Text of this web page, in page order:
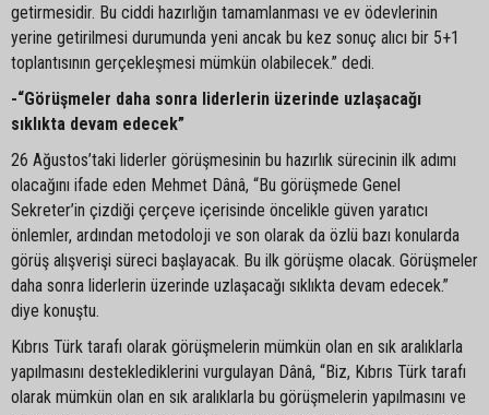
getirmesidir. Bu ciddi hazırlığın tamamlanması ve ev ödevlerinin
yerine getirilmesi durumunda yeni ancak bu kez sonuç alıcı bir 5+1
toplantısının gerçekleşmesi mümkün olabilecek.” dedi.
-“Görüşmeler daha sonra liderlerin üzerinde uzlaşacağı
sıklıkta devam edecek”
26 Ağustos’taki liderler görüşmesinin bu hazırlık sürecinin ilk adımı
olacağını ifade eden Mehmet Dânâ, “Bu görüşmede Genel
Sekreter’in çizdiği çerçeve içerisinde öncelikle güven yaratıcı
önlemler, ardından metodoloji ve son olarak da özlü bazı konularda
görüş alışverişi süreci başlayacak. Bu ilk görüşme olacak. Görüşmeler
daha sonra liderlerin üzerinde uzlaşacağı sıklıkta devam edecek.”
diye konuştu.
Kıbrıs Türk tarafı olarak görüşmelerin mümkün olan en sık aralıklarla
yapılmasını desteklediklerini vurgulayan Dânâ, “Biz, Kıbrıs Türk tarafı
olarak mümkün olan en sık aralıklarla bu görüşmelerin yapılmasını ve